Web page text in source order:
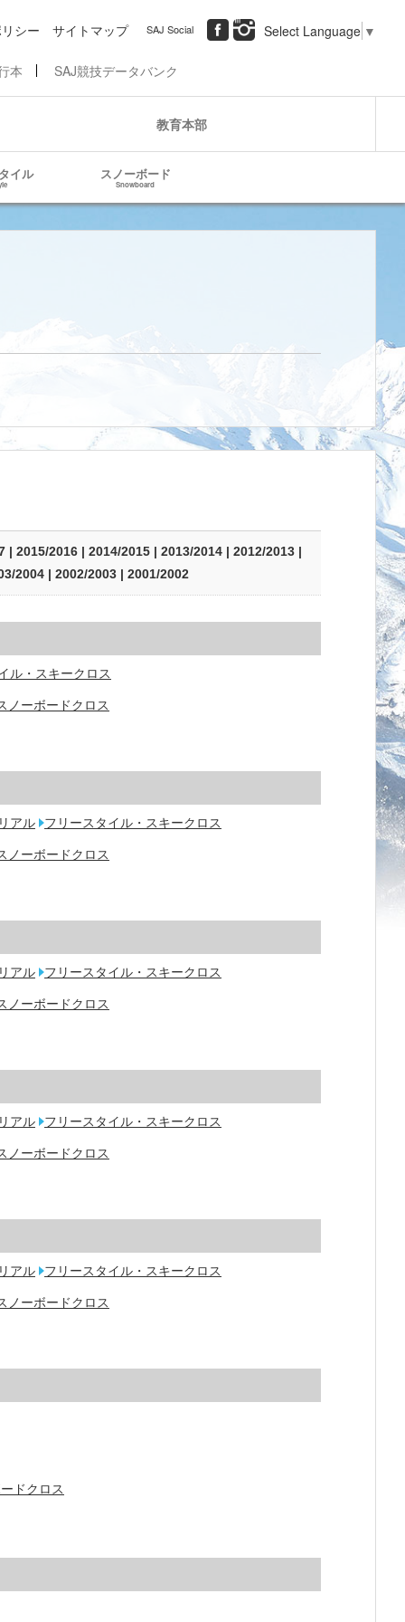
シー サイトマップ SAJ Social Select Language ▼
本 SAJ競技データバンク
教育本部
イル スノーボード
Snowboard
| 2015/2016 | 2014/2015 | 2013/2014 | 2012/2013 |
2004 | 2002/2003 | 2001/2002
ル・スキークロス
ノーボードクロス
アル フリースタイル・スキークロス
ノーボードクロス
アル フリースタイル・スキークロス
ノーボードクロス
アル フリースタイル・スキークロス
ノーボードクロス
アル フリースタイル・スキークロス
ノーボードクロス
ドクロス